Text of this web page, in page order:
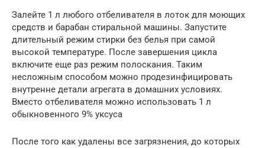
Залейте 1 л любого отбеливателя в лоток для моющих
средств и барабан стиральной машины. Запустите
длительный режим стирки без белья при самой
высокой температуре. После завершения цикла
включите еще раз режим полоскания. Таким
несложным способом можно продезинфицировать
внутренне детали агрегата в домашних условиях.
Вместо отбеливателя можно использовать 1 л
обыкновенного 9% уксуса
После того как удалены все загрязнения, до которых